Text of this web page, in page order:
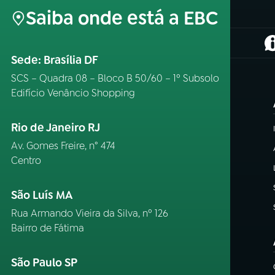
Saiba onde está a EBC
Sede: Brasília DF
SCS – Quadra 08 – Bloco B 50/60 – 1º Subsolo
Edifício Venâncio Shopping
Rio de Janeiro RJ
Av. Gomes Freire, n° 474
Centro
São Luís MA
Rua Armando Vieira da Silva, nº 126
Bairro de Fátima
São Paulo SP